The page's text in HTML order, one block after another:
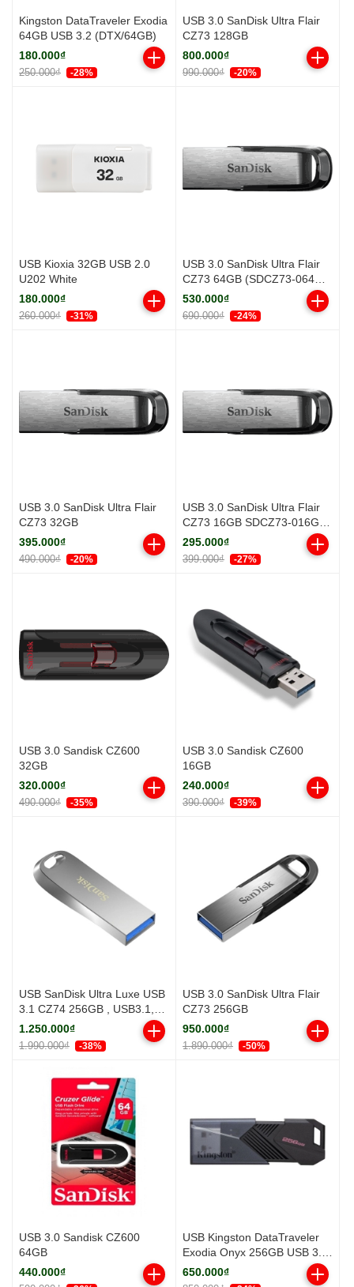
Kingston DataTraveler Exodia
64GB USB 3.2 (DTX/64GB)
180.000₫
250.000₫ -28%
USB 3.0 SanDisk Ultra Flair
CZ73 128GB
800.000₫
990.000₫ -20%
USB Kioxia 32GB USB 2.0
U202 White
180.000₫
260.000₫ -31%
USB 3.0 SanDisk Ultra Flair
CZ73 64GB (SDCZ73-064G-
G46)
530.000₫
690.000₫ -24%
USB 3.0 SanDisk Ultra Flair
CZ73 32GB
395.000₫
490.000₫ -20%
USB 3.0 SanDisk Ultra Flair
CZ73 16GB SDCZ73-016G-
G46
295.000₫
399.000₫ -27%
USB 3.0 Sandisk CZ600
32GB
320.000₫
490.000₫ -35%
USB 3.0 Sandisk CZ600
16GB
240.000₫
390.000₫ -39%
USB SanDisk Ultra Luxe USB
3.1 CZ74 256GB , USB3.1,
Full cast metal
1.250.000₫
1.990.000₫ -38%
USB 3.0 SanDisk Ultra Flair
CZ73 256GB
950.000₫
1.890.000₫ -50%
USB 3.0 Sandisk CZ600
64GB
440.000₫
USB Kingston DataTraveler
Exodia Onyx 256GB USB 3.2
(DTXON/256GB)
650.000₫